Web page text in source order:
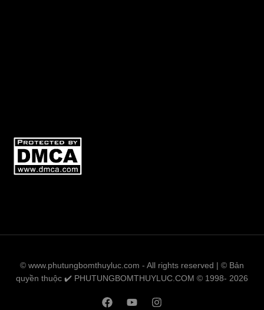
© www.phutungbomthuyluc.com - All rights reserved | © Bản
quyền thuộc ✔️ PHUTUNGBOMTHUYLUC.COM © 1998- 2026